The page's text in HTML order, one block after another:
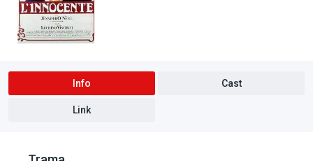
Info Cast
Link